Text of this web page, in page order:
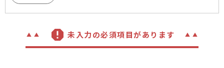
未入力の必須項目があります